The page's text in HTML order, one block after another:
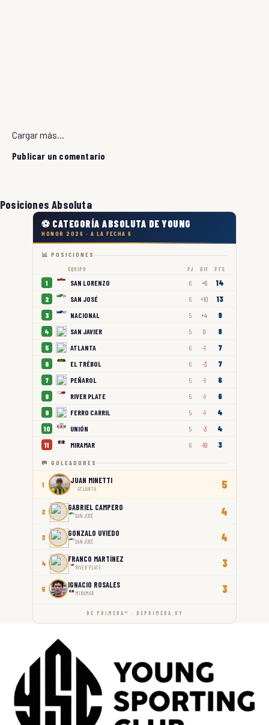
Cargar más...
Publicar un comentario
Posiciones Absoluta
⚽ CATEGORÍA ABSOLUTA DE YOUNG
HONOR 2026 · A LA FECHA 6
📊 POSICIONES
EQUIPO PJ DIF PTS
1 SAN LORENZO 6 +6 14
2 SAN JOSÉ 6 +10 13
3 NACIONAL 5 +4 9
4 SAN JAVIER 5 0 8
5 ATLANTA 6 -1 7
6 EL TRÉBOL 6 -3 7
7 PEÑAROL 5 -1 6
8 RIVER PLATE 5 -1 6
9 FERRO CARRIL 5 -1 4
10 UNIÓN 5 -3 4
11 MIRAMAR 6 -10 3
🥅 GOLEADORES
1 JUAN MINETTI
ATLANTA 5
2 GABRIEL CAMPERO
SAN JOSÉ 4
3 GONZALO UVIEDO
SAN JOSÉ 4
4 FRANCO MARTÍNEZ
RIVER PLATE 3
5 IGNACIO ROSALES
MIRAMAR 3
DE PRIMERA™ · DEPRIMERA.UY